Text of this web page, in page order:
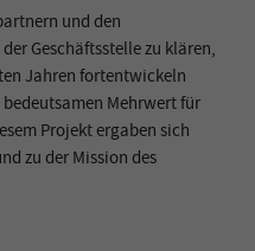
und den
Geschäftsstelle zu klären,
Jahren fortentwickeln
Mehrwert für
Projekt ergaben sich
zu der Mission des